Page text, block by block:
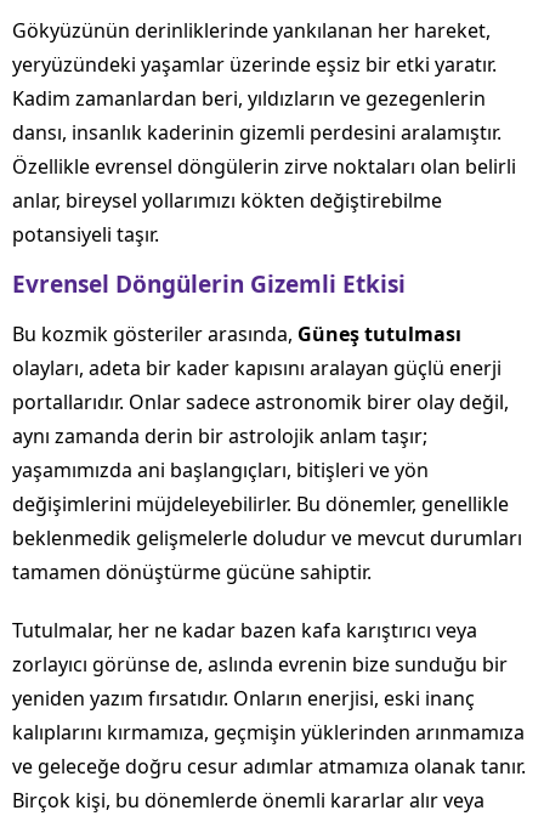
Gökyüzünün derinliklerinde yankılanan her hareket,
yeryüzündeki yaşamlar üzerinde eşsiz bir etki yaratır.
Kadim zamanlardan beri, yıldızların ve gezegenlerin
dansı, insanlık kaderinin gizemli perdesini aralamıştır.
Özellikle evrensel döngülerin zirve noktaları olan belirli
anlar, bireysel yollarımızı kökten değiştirebilme
potansiyeli taşır.
Evrensel Döngülerin Gizemli Etkisi
Bu kozmik gösteriler arasında, Güneş tutulması
olayları, adeta bir kader kapısını aralayan güçlü enerji
portallarıdır. Onlar sadece astronomik birer olay değil,
aynı zamanda derin bir astrolojik anlam taşır;
yaşamımızda ani başlangıçları, bitişleri ve yön
değişimlerini müjdeleyebilirler. Bu dönemler, genellikle
beklenmedik gelişmelerle doludur ve mevcut durumları
tamamen dönüştürme gücüne sahiptir.
Tutulmalar, her ne kadar bazen kafa karıştırıcı veya
zorlayıcı görünse de, aslında evrenin bize sunduğu bir
yeniden yazım fırsatıdır. Onların enerjisi, eski inanç
kalıplarını kırmamıza, geçmişin yüklerinden arınmamıza
ve geleceğe doğru cesur adımlar atmamıza olanak tanır.
Birçok kişi, bu dönemlerde önemli kararlar alır veya